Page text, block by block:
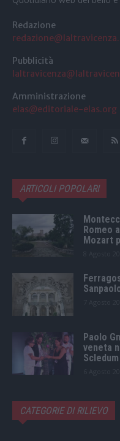
Redazione
Pubblicità
Amministrazione
elas@editoriale-elas.org
ARTICOLI POPOLARI
Romeo
Mozart
Paolo
veneta
CATEGORIE DI RILIEVO